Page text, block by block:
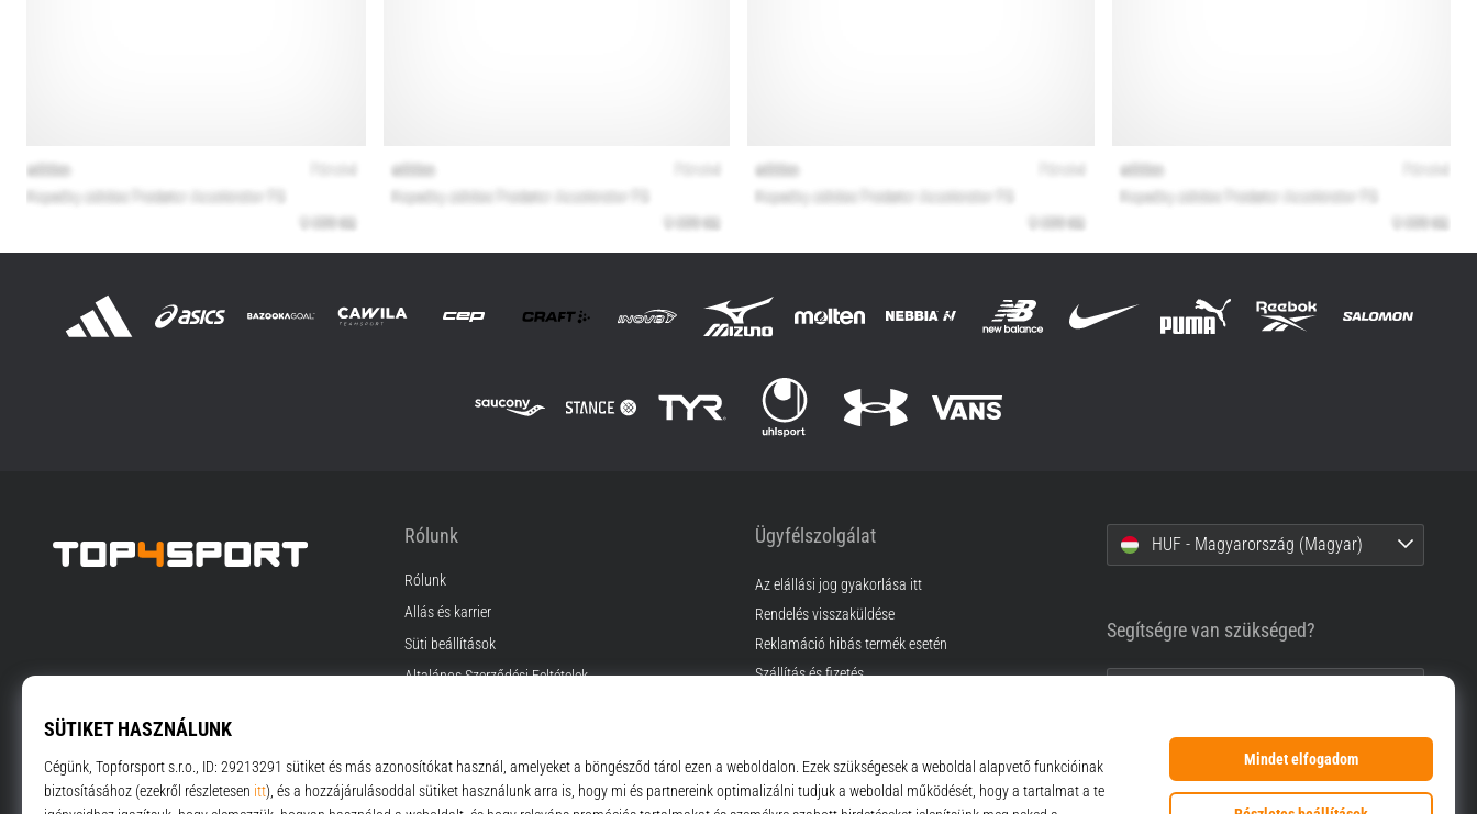
Rólunk
Rólunk
Állás és karrier
Süti beállítások
Általános Szerződési Feltételek
Ügyfélszolgálat
Az elállási jog gyakorlása itt
Rendelés visszaküldése
Reklamáció hibás termék esetén
Szállítás és fizetés
GyIK
Adatvédelmi nyilatkozat
HUF - Magyarország (Magyar)
Segítségre van szükséged?
info@top4sport.hu